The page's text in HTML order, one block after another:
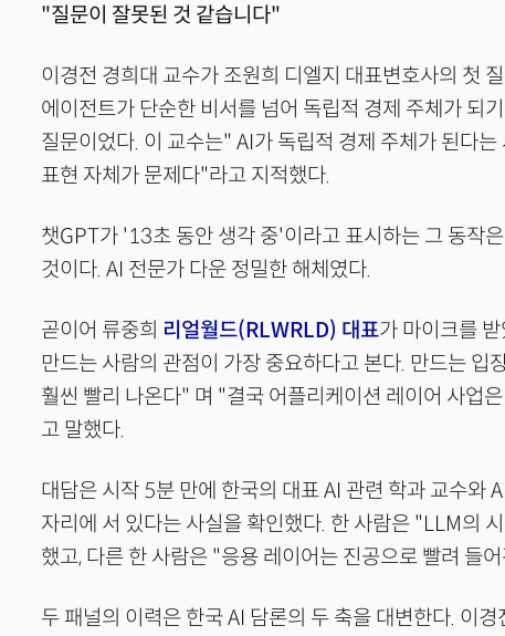
"질문이 잘못된 것 같습니다"
이경전 경희대 교수가 조원희 디엘지 대표변호사의 첫
에이전트가 단순한 비서를 넘어 독립적 경제 주체가 되
질문이었다. 이 교수는" AI가 독립적 경제 주체가 된다
표현 자체가 문제다"라고 지적했다.
챗GPT가 '13초 동안 생각 중'이라고 표시하는 그 동작
것이다. AI 전문가 다운 정밀한 해체였다.
곧이어 류중희 리얼월드(RLWRLD) 대표가 마이크를
만드는 사람의 관점이 가장 중요하다고 본다. 만드는 입
훨씬 빨리 나온다" 며 "결국 어플리케이션 레이어 사업
고 말했다.
대담은 시작 5분 만에 한국의 대표 AI 관련 학과 교수와
자리에 서 있다는 사실을 확인했다. 한 사람은 "LLM의
했고, 다른 한 사람은 "응용 레이어는 진공으로 빨려 들
두 패널의 이력은 한국 AI 담론의 두 축을 대변한다. 이